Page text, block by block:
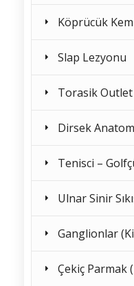
Köprücük
Slap Lezyonu
Torasik
Dirsek
Tenisci –
Ulnar Sinir
Ganglionlar
Çekiç Parmak